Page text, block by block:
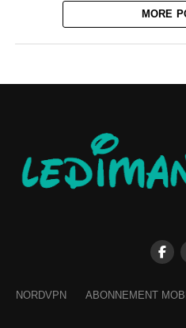
MORE
NORDVPN ABONNEMENT